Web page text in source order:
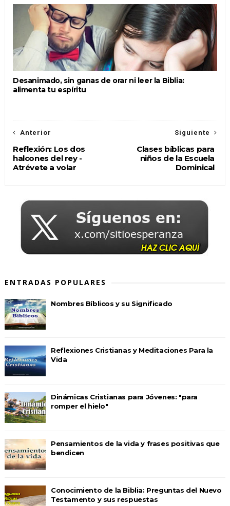
Desanimado, sin ganas de orar ni leer la Biblia:
alimenta tu espíritu
Siguiente
Clases bíblicas para
niños de la Escuela
Dominical
Anterior
Reflexión: Los dos
halcones del rey -
Atrévete a volar
ENTRADAS POPULARES
Nombres Bíblicos y su Significado
Reflexiones Cristianas y Meditaciones Para la
Vida
Dinámicas Cristianas para Jóvenes: "para
romper el hielo"
Pensamientos de la vida y frases positivas que
bendicen
Conocimiento de la Biblia: Preguntas del Nuevo
Testamento y sus respuestas